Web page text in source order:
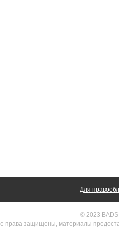
Для
© 2023
права защищены, материалы